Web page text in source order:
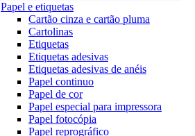
Papel e etiquetas
Cartão cinza e cartão pluma
Cartolinas
Etiquetas
Etiquetas adesivas
Etiquetas adesivas de anéis
Papel continuo
Papel de cor
Papel especial para impressora
Papel fotocópia
Papel reprográfico